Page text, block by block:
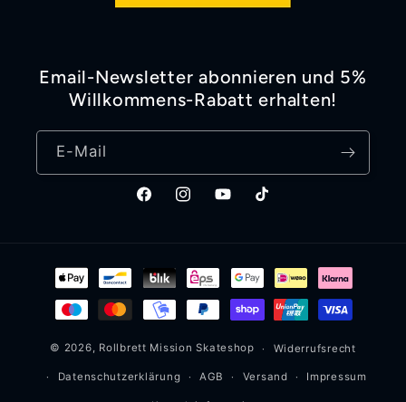
Email-Newsletter abonnieren und 5%
Willkommens-Rabatt erhalten!
E-Mail
FacebookInstagramYouTubeTikTok
Zahlungsmethoden
© 2026, Rollbrett Mission Skateshop Widerrufsrecht
Datenschutzerklärung AGB Versand Impressum